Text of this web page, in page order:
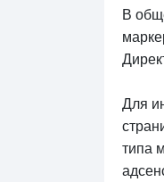
В
Для
типа